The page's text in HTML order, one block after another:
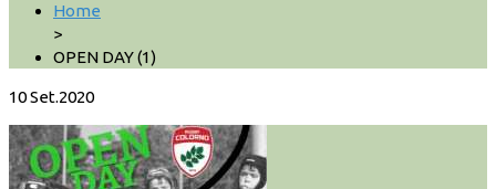
Home
>
OPEN DAY (1)
10Set.2020